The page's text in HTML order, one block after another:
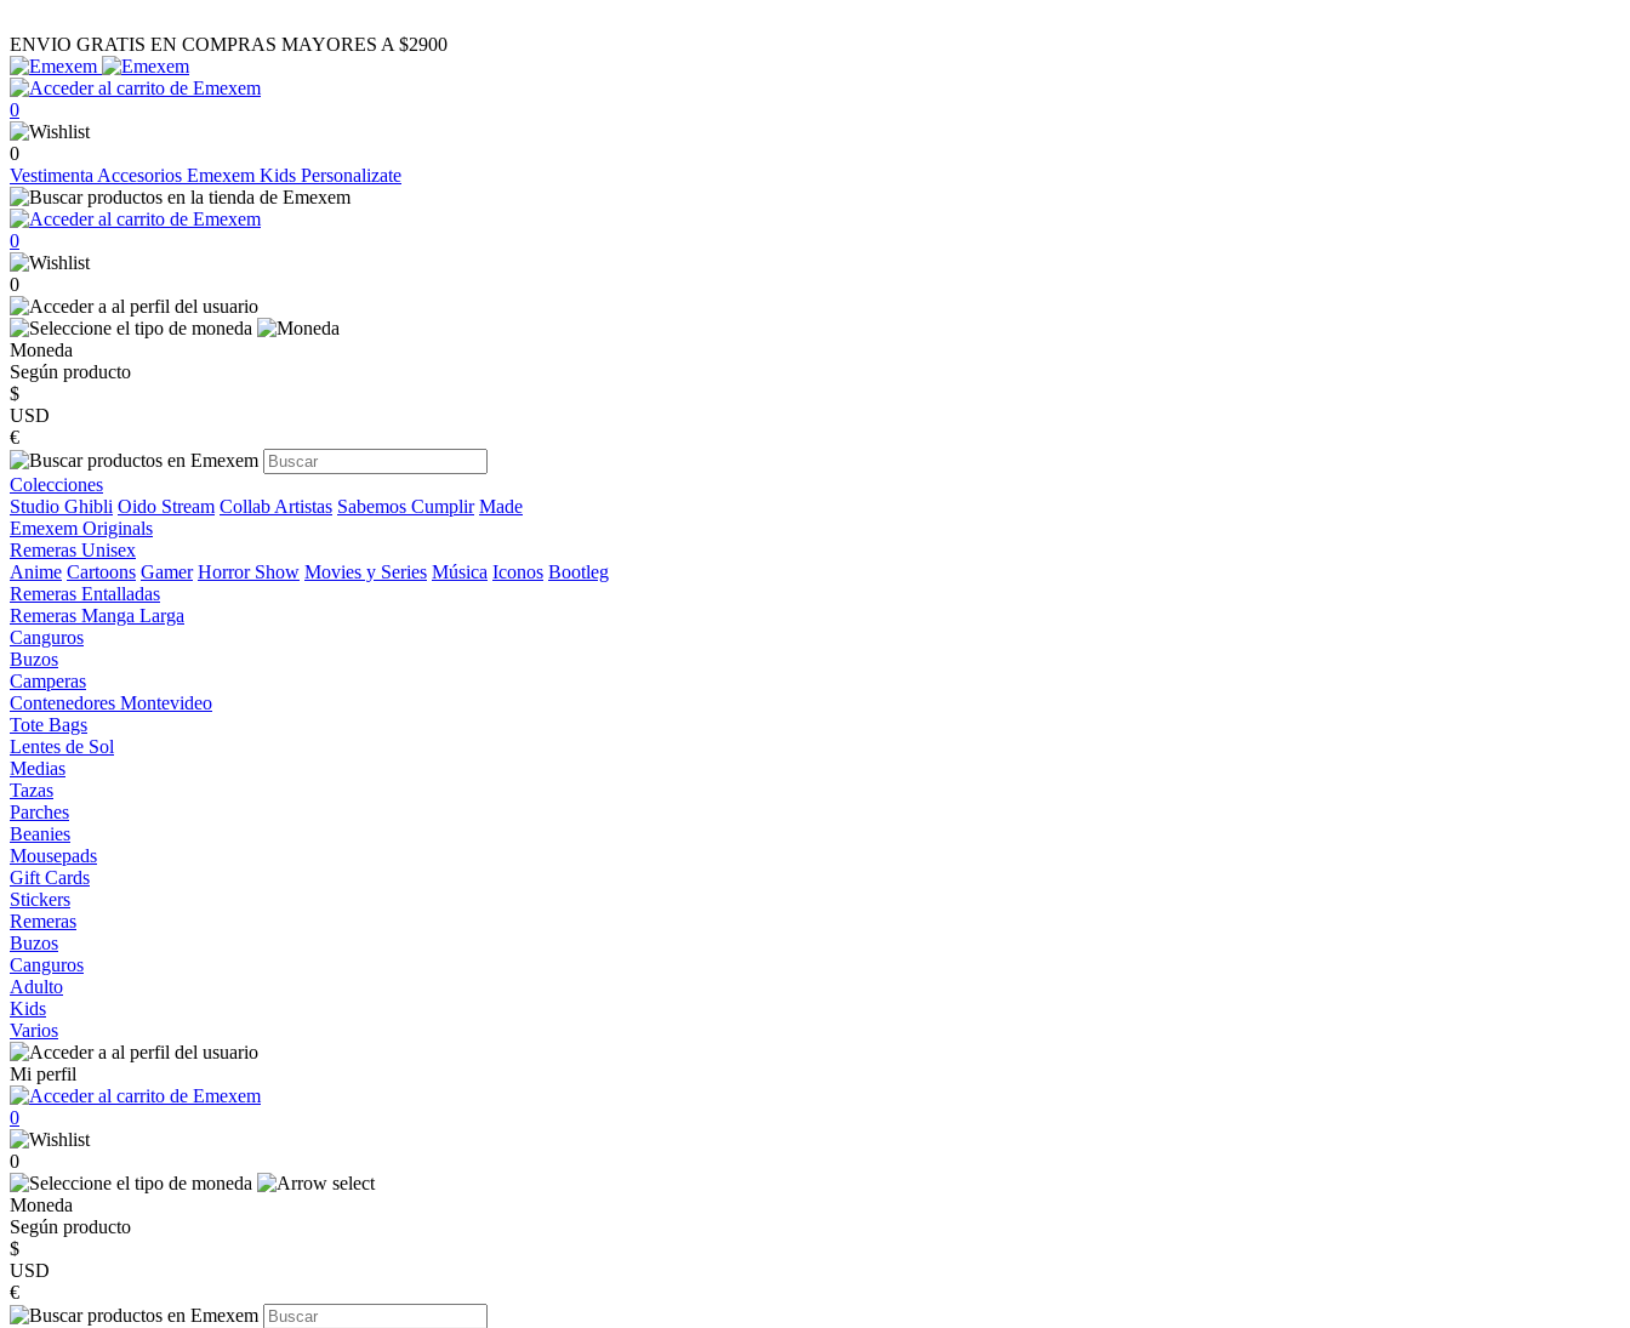
ENVIO GRATIS EN COMPRAS MAYORES A $2900
0
0
Vestimenta Accesorios Emexem Kids Personalizate
0
0
Moneda
Según producto
$
USD
€
Colecciones
Studio Ghibli Oido Stream Collab Artistas Sabemos Cumplir Made
Emexem Originals
Remeras Unisex
Anime Cartoons Gamer Horror Show Movies y Series Música Iconos Bootleg
Remeras Entalladas
Remeras Manga Larga
Canguros
Buzos
Camperas
Contenedores Montevideo
Tote Bags
Lentes de Sol
Medias
Tazas
Parches
Beanies
Mousepads
Gift Cards
Stickers
Remeras
Buzos
Canguros
Adulto
Kids
Varios
Mi perfil
0
0
Moneda
Según producto
$
USD
€